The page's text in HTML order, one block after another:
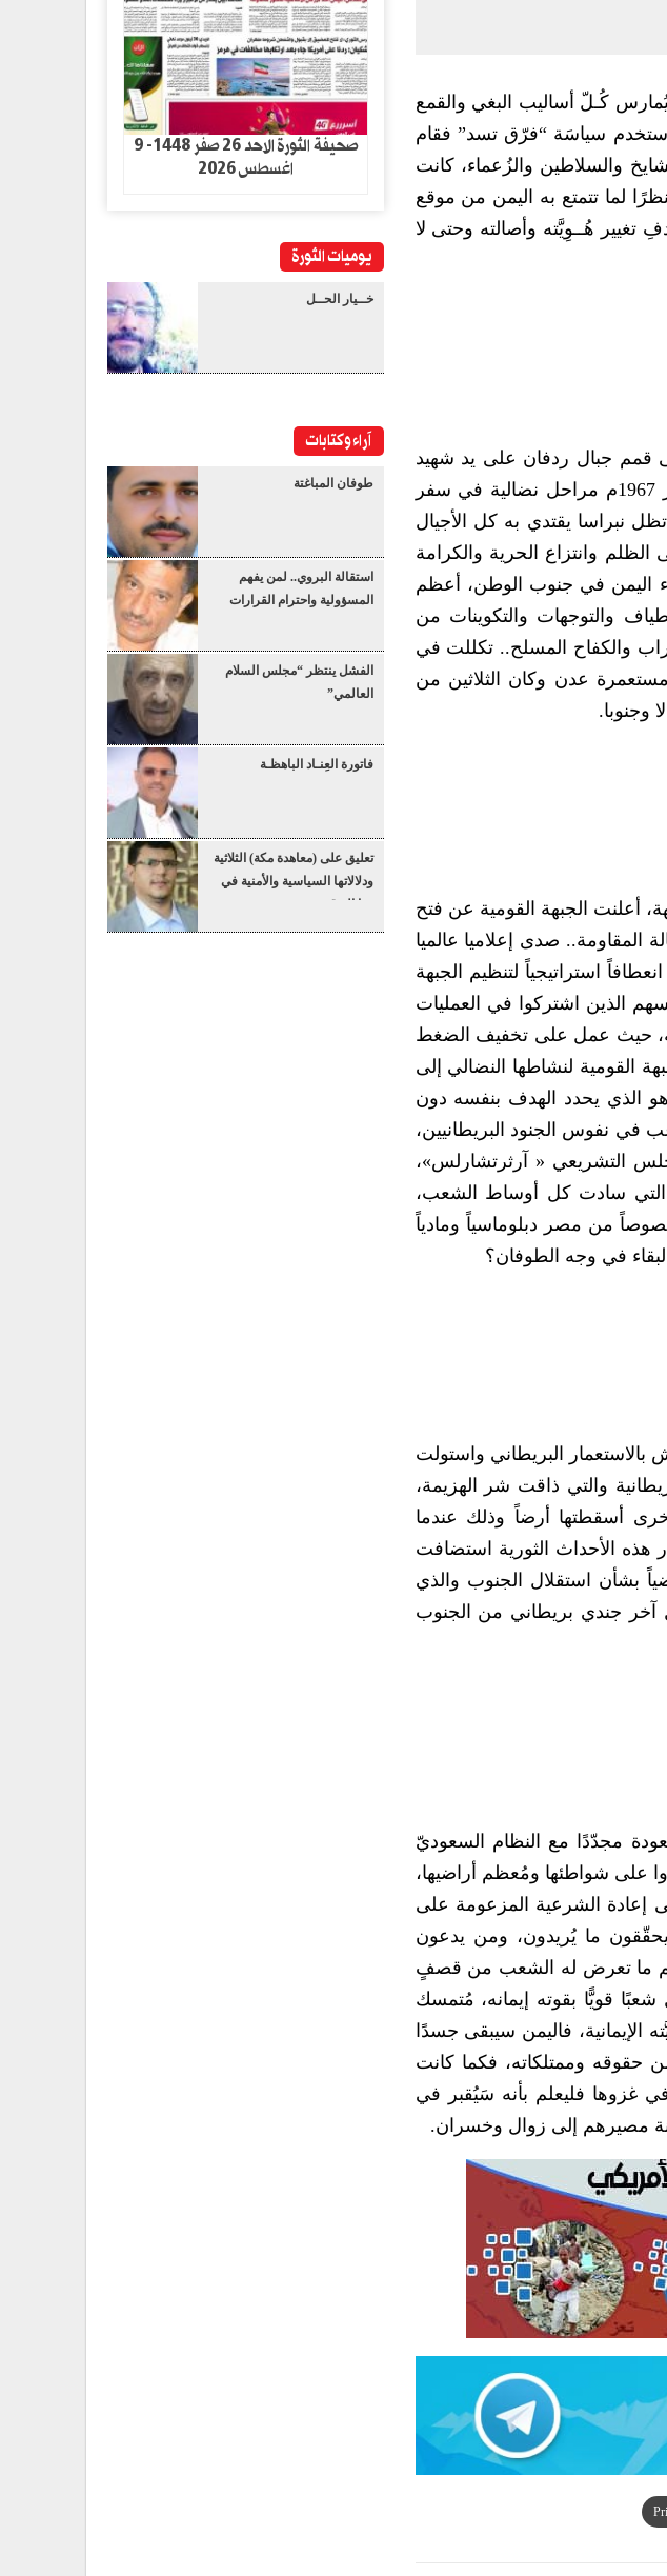
كُـلّ أساليب البغي والقمع
سياسَة “فرّق تسد” فقام
21 سلطنة، وعين عليها المشايخ والسلاطين والزُعماء، كانت
لما تتمتع به اليمن من موقع
هُــوِيَّته وأصالته وحتى لا
شرارتها في الرابع عشر من أكتوبر 1962م من على قمم جبال ردفان على يد شهيد
أكتوبر المناضل راجح غالب بن لبوزة.. وبين يوم إعلان الاستقلال الثلاثين من نوفمبر 1967م مراحل نضالية في سفر
نبراسا يقتدي به كل الأجيال
وانتزاع الحرية والكرامة
اليمن في جنوب الوطن، أعظم
والتوجهات والتكوينات من
والكفاح المسلح.. تكللت في
مستعمرة عدن وكان الثلاثين من
وجنوبا.
مع القوات البريطانية في المناطق الريفية وامتدادها إلى 12 جبهة، أعلنت الجبهة القومية عن فتح
المقاومة.. صدى إعلاميا عالميا
استراتيجياً لتنظيم الجبهة
الذين اشتركوا في العمليات
حيث عمل على تخفيف الضغط
القومية لنشاطها النضالي إلى
الذي يحدد الهدف بنفسه دون
في نفوس الجنود البريطانيين،
التشريعي « آرثرتشارلس»،
التي سادت كل أوساط الشعب،
من مصر دبلوماسياً ومادياً
في وجه الطوفان؟
بالاستعمار البريطاني واستولت
والتي ذاقت شر الهزيمة،
أسقطتها أرضاً وذلك عندما
هذه الأحداث الثورية استضافت
الـ 27من نوفمبر عام 1967م مؤتمراً تفاوضياً بشأن استقلال الجنوب والذي
من نوفمبر 1967 والذي فيه شهد رحيل آخر جندي بريطاني من الجنوب
مجدّدًا مع النظام السعوديّ
على شواطئها ومُعظم أراضيها،
إعادة الشرعية المزعومة على
ما يُريدون، ومن يدعون
ما تعرض له الشعب من قصفٍ
قويًّا بقوته إيمانه، مُتمسك
الإيمانية، فاليمن سيبقى جسدًا
حقوقه وممتلكاته، فكما كانت
غزوها فليعلم بأنه سَيُقبر في
مصيرهم إلى زوال وخسران.
صحيفة الثورة الاحد 26 صفر 1448- 9
اغسطس 2026
يوميات الثورة
خــيار الحــل
آراء وكتابات
طوفان المباغتة
استقالة البروي.. لمن يفهم
المسؤولية واحترام القرارات
الفشل ينتظر “مجلس السلام
العالمي”
فاتورة العِنـاد الباهظـة
تعليق على (معاهدة مكة) الثلاثية
ودلالاتها السياسية والأمنية في
هذا التوقيت